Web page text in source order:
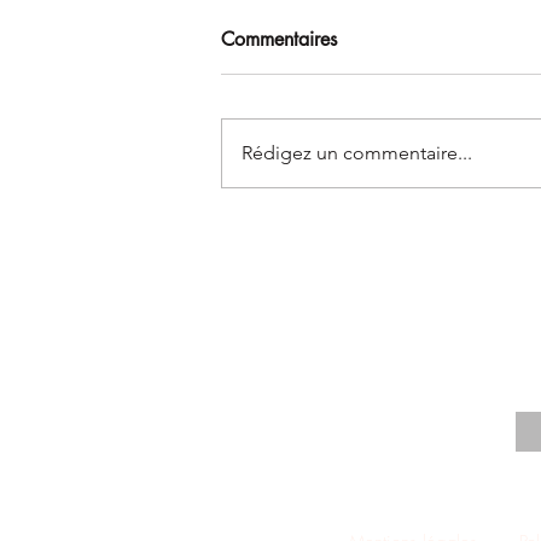
Soi et les Autres
Commentaires
Rédigez un commentaire...